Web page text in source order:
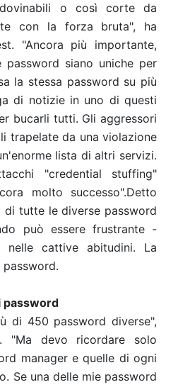
o così corte da
con la forza bruta", ha
"Ancora più importante,
siano uniche per
la stessa password su più
di notizie in uno di questi
bucarli tutti. Gli aggressori
trapelate da una violazione
lista di altri servizi.
"credential stuffing"
molto successo".Detto
di tutte le diverse password
può essere frustrante -
nelle cattive abitudini. La
password
di 450 password diverse",
"Ma devo ricordare solo
manager e quelle di ogni
Se una delle mie password